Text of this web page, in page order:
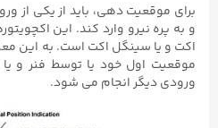
برای موقعیت دهی، باید از یکی از
و به پره نیرو وارد کند. این
اکت و یا سینگل اکت است. به این
موقعیت اول خود یا توسط فنر و
ورودی دیگر انجام می شود.